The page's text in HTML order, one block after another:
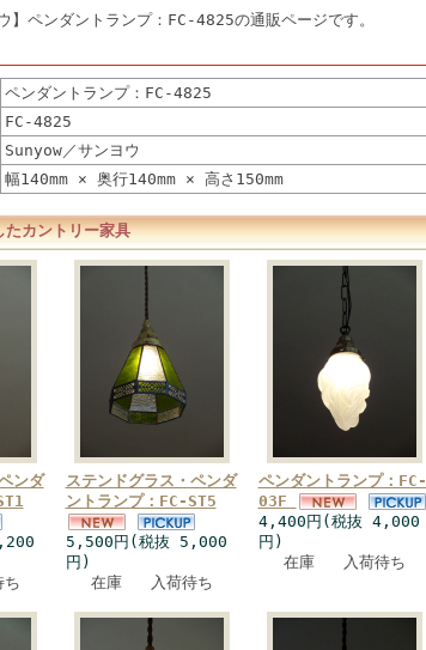
】ペンダントランプ：FC-4825の通販ページです。
ペンダントランプ：FC-4825
FC-4825
Sunyow／サンヨウ
幅140mm × 奥行140mm × 高さ150mm
カントリー家具
ンダ
ステンドグラス・ペンダ
ントランプ：FC-ST5
5,500円(税抜 5,000
円)
在庫 入荷待ち
ペンダントランプ：FC-
03F
4,400円(税抜 4,000
円)
在庫 入荷待ち